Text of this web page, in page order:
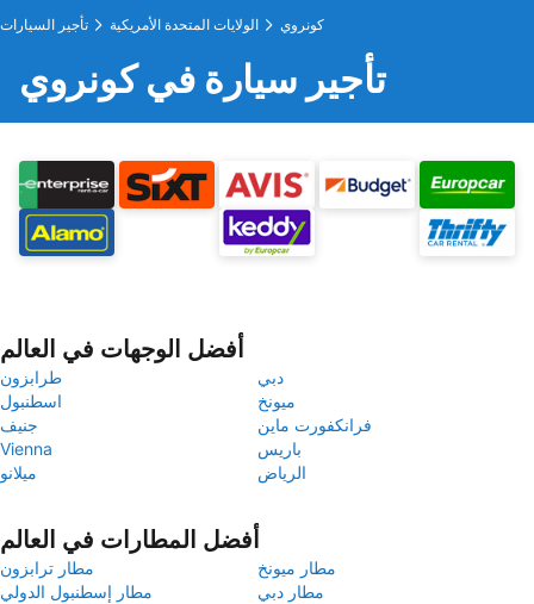
تأجير السيارات الولايات المتحدة الأمريكية كونروي
تأجير سيارة في كونروي
أفضل الوجهات في العالم
طرابزون
دبي
اسطنبول
ميونخ
جنيف
فرانكفورت ماين
Vienna
باريس
ميلانو
الرياض
أفضل المطارات في العالم
مطار ترابزون
مطار ميونخ
مطار إسطنبول الدولي
مطار دبي